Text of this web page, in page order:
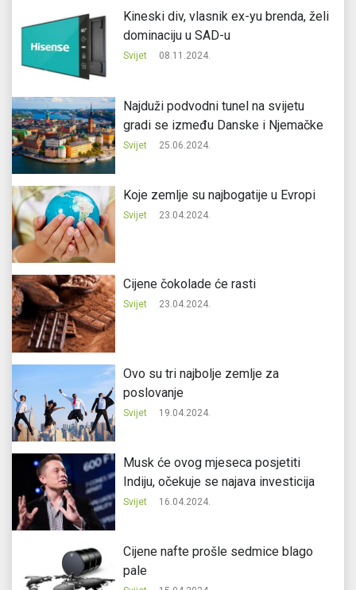
Kineski div, vlasnik ex-yu brenda, želi
dominaciju u SAD-u
Svijet 08.11.2024.
Najduži podvodni tunel na svijetu
gradi se između Danske i Njemačke
Svijet 25.06.2024.
Koje zemlje su najbogatije u Evropi
Svijet 23.04.2024.
Cijene čokolade će rasti
Svijet 23.04.2024.
Ovo su tri najbolje zemlje za
poslovanje
Svijet 19.04.2024.
Musk će ovog mjeseca posjetiti
Indiju, očekuje se najava investicija
Svijet 16.04.2024.
Cijene nafte prošle sedmice blago
pale